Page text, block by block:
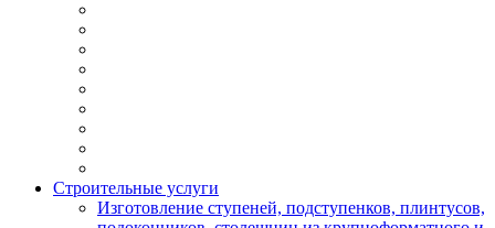
Строительные услуги
Изготовление ступеней, подступенков, плинтусов,